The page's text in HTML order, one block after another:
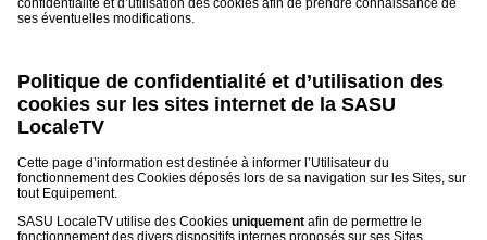
Gazette
Vidéos
Médias
du
groupe
confidentialité et d’utilisation des cookies afin de prendre connaissance de
ses éventuelles modifications.
Politique de confidentialité et d’utilisation des
cookies sur les sites internet de la SASU
LocaleTV
Cette page d’information est destinée à informer l’Utilisateur du
fonctionnement des Cookies déposés lors de sa navigation sur les Sites, sur
tout Equipement.
SASU LocaleTV utilise des Cookies uniquement afin de permettre le
fonctionnement des divers dispositifs internes proposés sur ses Sites.